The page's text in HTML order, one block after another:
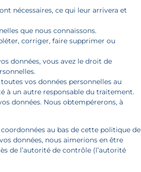
nécessaires, ce qui leur arrivera et
que nous connaissons.
corriger, faire supprimer ou
données, vous avez le droit de
vos données personnelles au
à un autre responsable du traitement.
données. Nous obtempérerons, à
au bas de cette politique de
données, nous aimerions en être
de l’autorité de contrôle (l’autorité